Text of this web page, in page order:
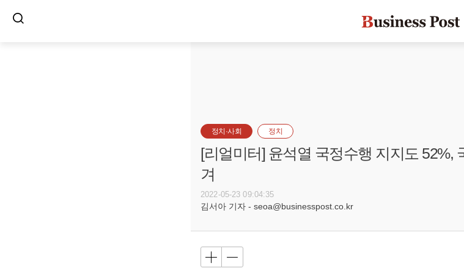
정치·사회 정치
[리얼미터] 윤석열 국정수행 지지도 52%,
겨
2022-05-23 09:04:35
김서아 기자 - seoa@businesspost.co.kr